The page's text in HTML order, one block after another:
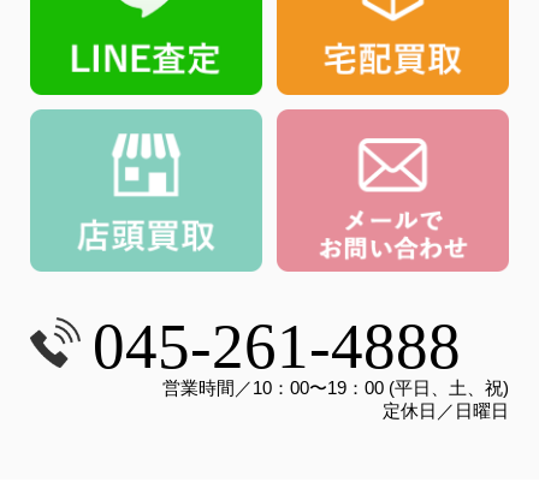
045-261-4888
営業時間／10：00〜19：00 (平日、土、祝)
定休日／日曜日